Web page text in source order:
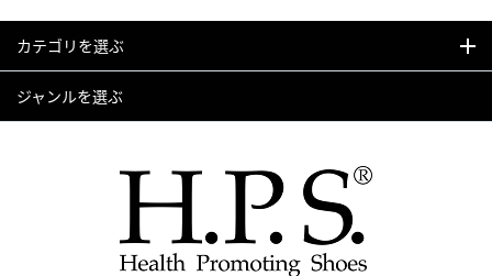
カテゴリを選ぶ
ジャンルを選ぶ